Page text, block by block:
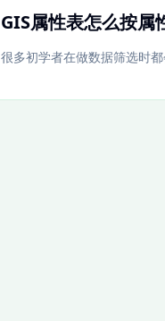
GIS属性表怎么按属
很多初学者在做数据筛选时